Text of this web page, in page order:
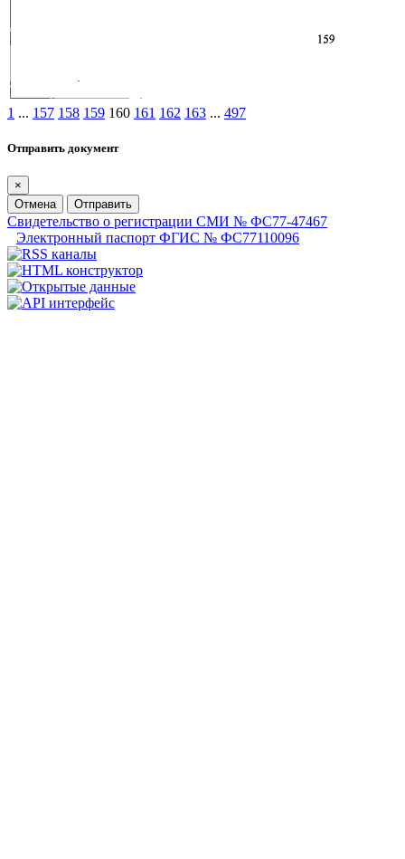
1 ... 157 158 159 160 161 162 163 ... 497
Отправить документ
×
Отмена
Отправить
Свидетельство о регистрации СМИ № ФС77-47467
Электронный паспорт ФГИС № ФС77110096